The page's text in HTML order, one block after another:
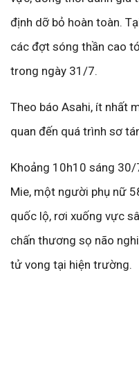
định dỡ bỏ hoàn toàn.
các đợt sóng thần cao
trong ngày 31/7.
Theo báo Asahi, ít nhất
quan đến quá trình sơ
Khoảng 10h10 sáng
Mie, một người phụ nữ
quốc lộ, rơi xuống vực
chấn thương sọ não
tử vong tại hiện trường.